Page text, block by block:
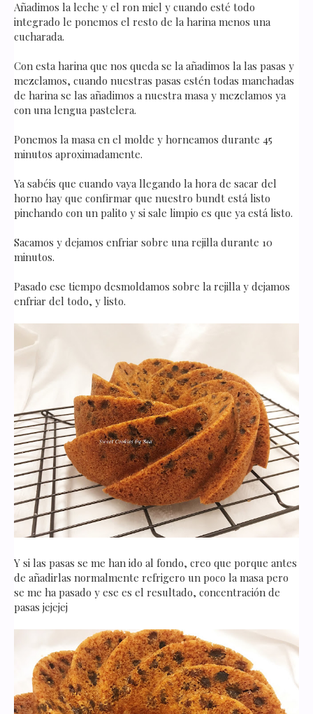
Añadimos la leche y el ron miel y cuando esté todo
integrado le ponemos el resto de la harina menos una
cucharada.
Con esta harina que nos queda se la añadimos la las pasas y
mezclamos, cuando nuestras pasas estén todas manchadas
de harina se las añadimos a nuestra masa y mezclamos ya
con una lengua pastelera.
Ponemos la masa en el molde y horneamos durante 45
minutos aproximadamente.
Ya sabéis que cuando vaya llegando la hora de sacar del
horno hay que confirmar que nuestro bundt está listo
pinchando con un palito y si sale limpio es que ya está listo.
Sacamos y dejamos enfriar sobre una rejilla durante 10
minutos.
Pasado ese tiempo desmoldamos sobre la rejilla y dejamos
enfriar del todo, y listo.
Y si las pasas se me han ido al fondo, creo que porque antes
de añadirlas normalmente refrigero un poco la masa pero
se me ha pasado y ese es el resultado, concentración de
pasas jejejej